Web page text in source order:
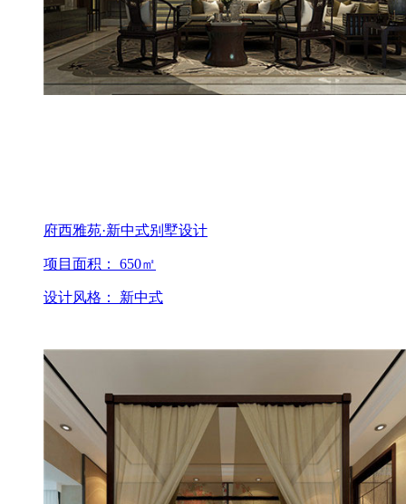
府西雅苑·新中式别墅设计
项目面积： 650㎡
设计风格： 新中式